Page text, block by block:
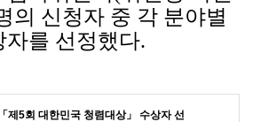
의 신청자 중 각 분야별
자를 선정했다.
제5회 대한민국 청렴대상」 수상자 선